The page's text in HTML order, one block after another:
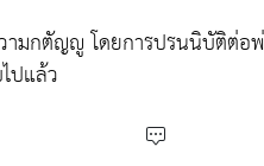
ามกตัญญู โดยการปรนนิบัติต่
ปแล้ว